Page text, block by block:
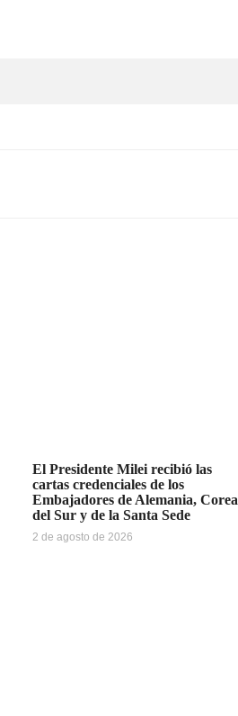
El Presidente Milei recibió las
cartas credenciales de los
Embajadores de Alemania, Corea
del Sur y de la Santa Sede
2 de agosto de 2026